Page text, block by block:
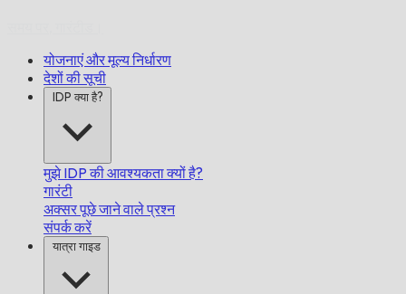
योजनाएं और मूल्य निर्धारण
देशों की सूची
IDP क्या है?
मुझे IDP की आवश्यकता क्यों है?
गारंटी
अक्सर पूछे जाने वाले प्रश्न
संपर्क करें
यात्रा गाइड